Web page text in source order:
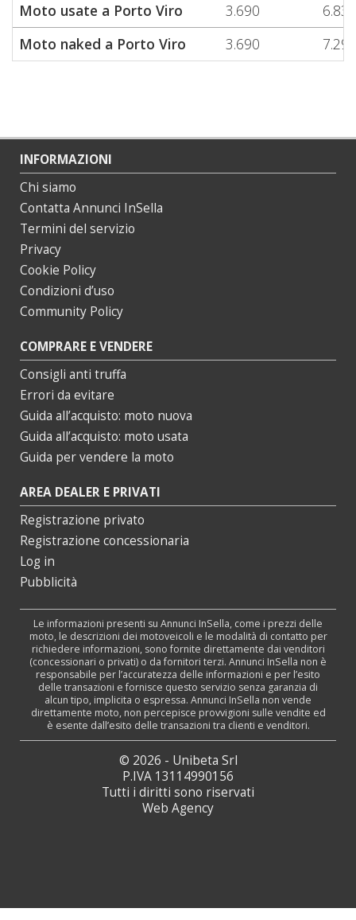
Moto usate a Porto Viro 3.690
6.830
Moto naked a Porto Viro
3.690 7.290
INFORMAZIONI
Chi siamo
Contatta Annunci InSella
Termini del servizio
Privacy
Cookie Policy
Condizioni d’uso
Community Policy
COMPRARE E VENDERE
Consigli anti truffa
Errori da evitare
Guida all’acquisto: moto nuova
Guida all’acquisto: moto usata
Guida per vendere la moto
AREA DEALER E PRIVATI
Registrazione privato
Registrazione concessionaria
Log in
Pubblicità
Le informazioni presenti su Annunci InSella, come i prezzi delle
moto, le descrizioni dei motoveicoli e le modalità di contatto per
richiedere informazioni, sono fornite direttamente dai venditori
(concessionari o privati) o da fornitori terzi. Annunci InSella non è
responsabile per l’accuratezza delle informazioni e per l’esito
delle transazioni e fornisce questo servizio senza garanzia di
alcun tipo, implicita o espressa. Annunci InSella non vende
direttamente moto, non percepisce provvigioni sulle vendite ed
è esente dall’esito delle transazioni tra clienti e venditori.
© 2026 - Unibeta Srl
P.IVA 13114990156
Tutti i diritti sono riservati
Web Agency